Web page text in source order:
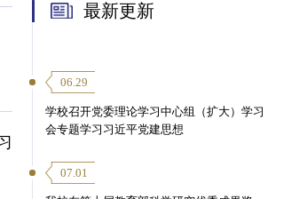
最新更新
06.29
学校召开党委理论学习中心组（扩大）学习
会专题学习习近平党建思想
07.01